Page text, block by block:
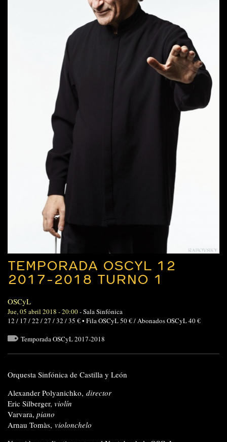
TEMPORADA OSCYL 12
2017-2018 TURNO 1
OSCyL
Jue, 05 abril 2018 - 20:00-Sala Sinfónica
12 / 17 / 22 / 27 / 32 / 35 € • Fila OSCyL 50 € / Abonados OSCyL 40 €
Temporada OSCyL 2017-2018
Orquesta Sinfónica de Castilla y León
Alexander Polyanichko, director
Eric Silberger, violín
Varvara, piano
Arnau Tomàs, violonchelo